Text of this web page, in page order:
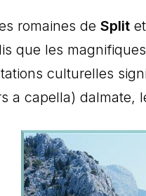
romaines de Split et
que les
culturelles
a capella) dalmate,